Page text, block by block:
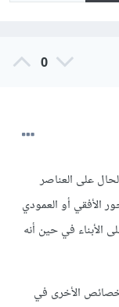
0
على العناصر
الأفقي أو العمودي
الأبناء في حين أنه
الأخرى في